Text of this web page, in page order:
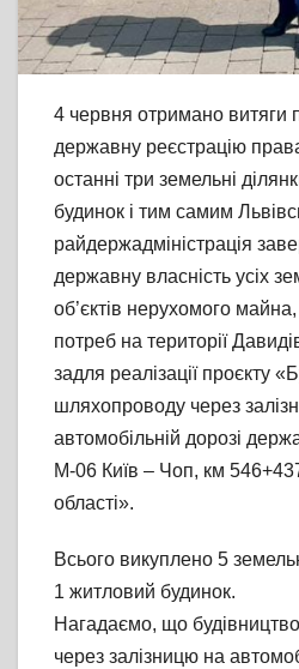
4 червня отримано витяги
державну реєстрацію
останні три земельні
будинок і тим самим
райдержадміністрація
державну власність усіх
об’єктів нерухомого
потреб на території
задля реалізації проєкту
шляхопроводу через
автомобільній дорозі
М-06 Київ – Чоп, км
області».
Всього викуплено 5
1 житловий будинок.
Нагадаємо, що
через залізницю на